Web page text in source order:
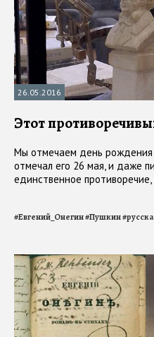
26.05.2016
Этот
Мы отмечаем день
отмечал его 26 мая, и даже
единственное
#Евгений_Онегин#Пушкин#